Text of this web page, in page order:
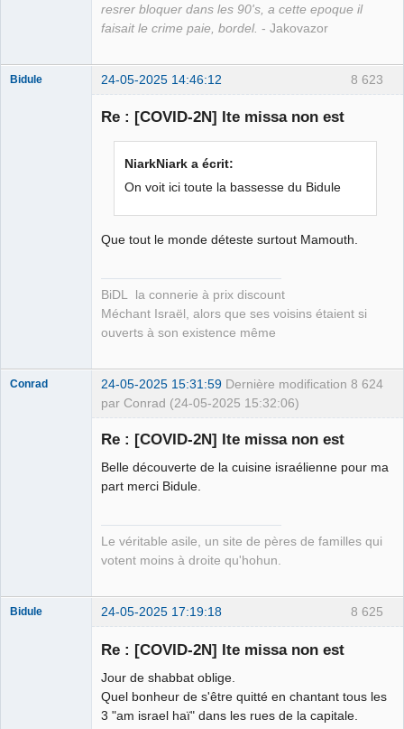
resrer bloquer dans les 90's, a cette epoque il
faisait le crime paie, bordel. - Jakovazor
8 623
Bidule 24-05-2025 14:46:12
Re : [COVID-2N] Ite missa non est
NiarkNiark a écrit:
On voit ici toute la bassesse du Bidule
Que tout le monde déteste surtout Mamouth.
BiDL la connerie à prix discount
Méchant Israël, alors que ses voisins étaient si
ouverts à son existence même
8 624
Conrad 24-05-2025 15:31:59 Dernière modification
par Conrad (24-05-2025 15:32:06)
Re : [COVID-2N] Ite missa non est
Belle découverte de la cuisine israélienne pour ma
part merci Bidule.
Le véritable asile, un site de pères de familles qui
votent moins à droite qu'hohun.
8 625
Bidule 24-05-2025 17:19:18
Re : [COVID-2N] Ite missa non est
Jour de shabbat oblige.
Quel bonheur de s'être quitté en chantant tous les
3 "am israel haï" dans les rues de la capitale.